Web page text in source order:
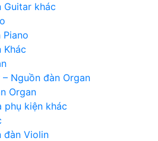
Guitar khác
Piano
Khác
Nguồn đàn Organ
Organ
phụ kiện khác
đàn Violin